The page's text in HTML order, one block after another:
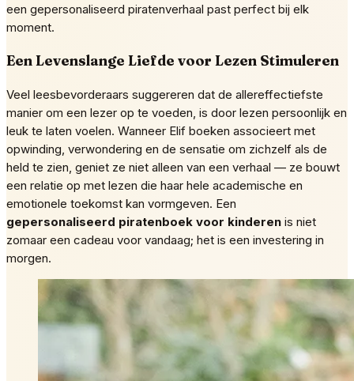
een gepersonaliseerd piratenverhaal past perfect bij elk
moment.
Een Levenslange Liefde voor Lezen Stimuleren
Veel leesbevorderaars suggereren dat de allereffectiefste
manier om een lezer op te voeden, is door lezen persoonlijk en
leuk te laten voelen. Wanneer Elif boeken associeert met
opwinding, verwondering en de sensatie om zichzelf als de
held te zien, geniet ze niet alleen van een verhaal — ze bouwt
een relatie op met lezen die haar hele academische en
emotionele toekomst kan vormgeven. Een
gepersonaliseerd piratenboek voor kinderen is niet
zomaar een cadeau voor vandaag; het is een investering in
morgen.